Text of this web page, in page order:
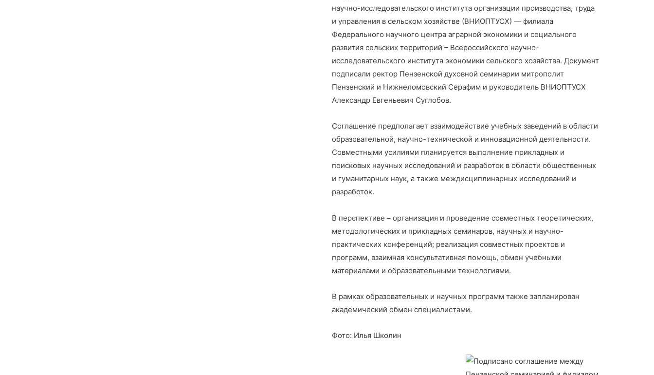
научно-исследовательского института организации производства, труда
и управления в сельском хозяйстве (ВНИОПТУСХ) — филиала
Федерального научного центра аграрной экономики и социального
развития сельских территорий – Всероссийского научно-
исследовательского института экономики сельского хозяйства. Документ
подписали ректор Пензенской духовной семинарии митрополит
Пензенский и Нижнеломовский Серафим и руководитель ВНИОПТУСХ
Александр Евгеньевич Суглобов.
Соглашение предполагает взаимодействие учебных заведений в области
образовательной, научно-технической и инновационной деятельности.
Совместными усилиями планируется выполнение прикладных и
поисковых научных исследований и разработок в области общественных
и гуманитарных наук, а также междисциплинарных исследований и
разработок.
В перспективе – организация и проведение совместных теоретических,
методологических и прикладных семинаров, научных и научно-
практических конференций; реализация совместных проектов и
программ, взаимная консультативная помощь, обмен учебными
материалами и образовательными технологиями.
В рамках образовательных и научных программ также запланирован
академический обмен специалистами.
Фото: Илья Школин